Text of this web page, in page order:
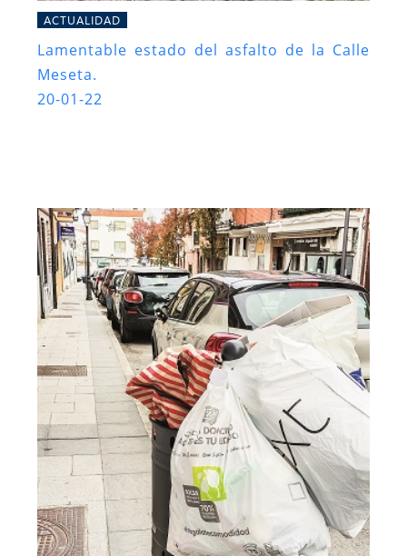
ACTUALIDAD
Lamentable estado del asfalto de la Calle
Meseta.
20-01-22